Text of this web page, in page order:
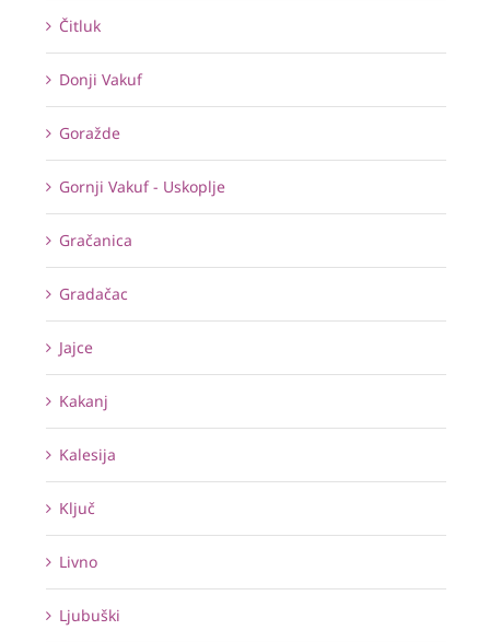
Čitluk
Donji Vakuf
Goražde
Gornji Vakuf - Uskoplje
Gračanica
Gradačac
Jajce
Kakanj
Kalesija
Ključ
Livno
Ljubuški